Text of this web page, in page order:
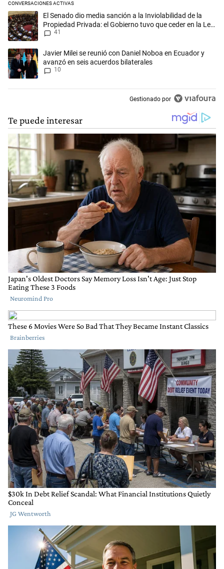
CONVERSACIONES ACTIVAS
Este listado muestra los artículos con más comentarios en los
Un artículo de tendencia con el título "El Senado dio media sanción a
El Senado dio media sanción a la Inviolabilidad de la
Propiedad Privada: el Gobierno tuvo que ceder en la Ley
del Manejo del Fuego
41
Un artículo de tendencia con el título "Javier Milei se reunió con
Javier Milei se reunió con Daniel Noboa en Ecuador y
avanzó en seis acuerdos bilaterales
10
Gestionado por